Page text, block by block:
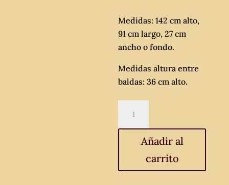
Medidas: 142 cm alto,
91 cm largo, 27 cm
ancho o fondo.
Medidas altura entre
baldas: 36 cm alto.
librería
antigua
alfonsino,
s.
Añadir al
carrito